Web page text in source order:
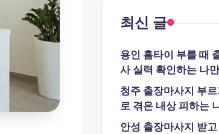
최신 글
용인 홈타이 부를 때
사 실력 확인하는 나
청주 출장마사지 부
로 겪은 내상 피하는
안성 출장마사지 받